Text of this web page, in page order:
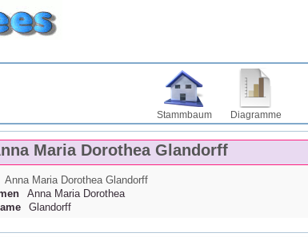
Stammbaum Diagramme
Maria Dorothea Glandorff
Anna Maria Dorothea Glandorff
Anna Maria Dorothea
Glandorff